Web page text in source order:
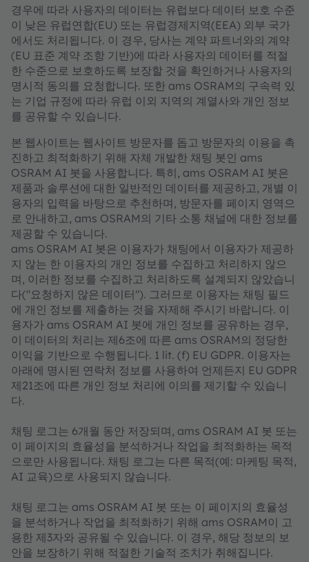
경우에 따라 사용자의 데이터는 유럽보다 데이터 보호 수준
이 낮은 유럽연합(EU) 또는 유럽경제지역(EEA) 외부 국가
에서도 처리됩니다. 이 경우, 당사는 계약 파트너와의 계약
(EU 표준 계약 조항 기반)에 따라 사용자의 데이터를 적절
한 수준으로 보호하도록 보장할 것을 확인하거나 사용자의
명시적 동의를 요청합니다. 또한 ams OSRAM의 구속력 있
는 기업 규정에 따라 유럽 이외 지역의 계열사와 개인 정보
를 공유할 수 있습니다.
본 웹사이트는 웹사이트 방문자를 돕고 방문자의 이용을 촉
진하고 최적화하기 위해 자체 개발한 채팅 봇인 ams
OSRAM AI 봇을 사용합니다. 특히, ams OSRAM AI 봇은
제품과 솔루션에 대한 일반적인 데이터를 제공하고, 개별 이
용자의 입력을 바탕으로 추천하며, 방문자를 페이지 영역으
로 안내하고, ams OSRAM의 기타 소통 채널에 대한 정보를
제공할 수 있습니다.
ams OSRAM AI 봇은 이용자가 채팅에서 이용자가 제공하
지 않는 한 이용자의 개인 정보를 수집하고 처리하지 않으
며, 이러한 정보를 수집하고 처리하도록 설계되지 않았습니
다("요청하지 않은 데이터"). 그러므로 이용자는 채팅 필드
에 개인 정보를 제출하는 것을 자제해 주시기 바랍니다. 이
용자가 ams OSRAM AI 봇에 개인 정보를 공유하는 경우,
이 데이터의 처리는 제6조에 따른 ams OSRAM의 정당한
이익을 기반으로 수행됩니다. 1 lit. (f) EU GDPR. 이용자는
아래에 명시된 연락처 정보를 사용하여 언제든지 EU GDPR
제21조에 따른 개인 정보 처리에 이의를 제기할 수 있습니
다.
채팅 로그는 6개월 동안 저장되며, ams OSRAM AI 봇 또는
이 페이지의 효율성을 분석하거나 작업을 최적화하는 목적
으로만 사용됩니다. 채팅 로그는 다른 목적(예: 마케팅 목적,
AI 교육)으로 사용되지 않습니다.
채팅 로그는 ams OSRAM AI 봇 또는 이 페이지의 효율성
을 분석하거나 작업을 최적화하기 위해 ams OSRAM이 고
용한 제3자와 공유될 수 있습니다. 이 경우, 해당 정보의 보
안을 보장하기 위해 적절한 기술적 조치가 취해집니다.